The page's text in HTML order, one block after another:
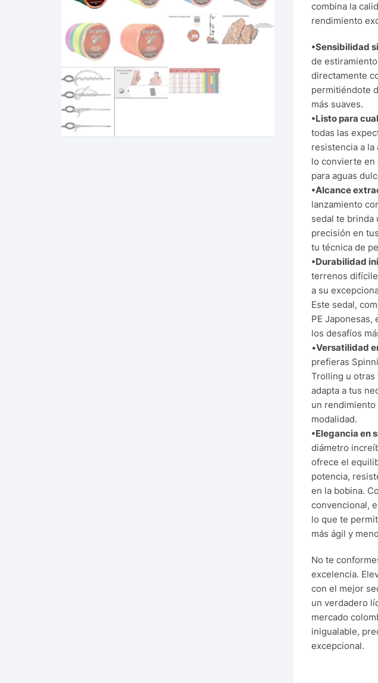
combina la
rendimiento
•Sensibilidad
de
directamente
permitiéndote
más suaves.
•Listo para
todas las
resistencia a la
lo convierte en
para aguas
•Alcance
lanzamiento
sedal te brinda
precisión en
tu técnica de
•Durabilidad
terrenos
a su
Este sedal,
PE
los desafíos
•Versatilidad
prefieras
Trolling u otras
adapta a tus
un
modalidad.
•Elegancia en
diámetro
ofrece el
potencia,
en la bobina.
convencional,
lo que te
más ágil y
No te
excelencia.
con el mejor
un verdadero
mercado
inigualable,
excepcional.